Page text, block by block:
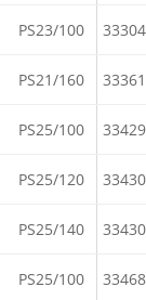
PS23/100
PS21/160
PS25/100
PS25/120
PS25/140
PS25/100